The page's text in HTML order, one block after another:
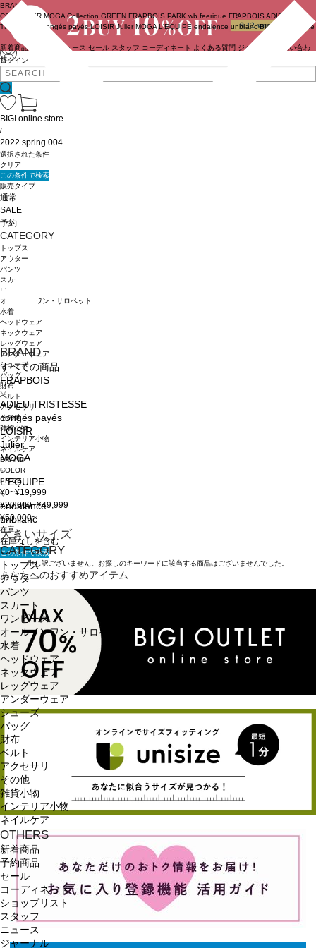
ログイン
BRAND
COUTURIER MOGA Collection GREEN FRAPBOIS PARK wb feerique FRAPBOIS ADIEU
TRISTESSE
congés payés LOISIR Julier MOGA L'EQUIPE endalence unbilanc BIGI online store
新着商品 ニュース セール スタッフ コーディネート よくある質問 ジャーナル
お問い合わ
せ
BRAND
すべての商品
FRAPBOIS
ADIEU TRISTESSE
congés payés
LOISIR
Julier
MOGA
L'EQUIPE
endalence
unbilanc
大きいサイズ
CATEGORY
トップス
アウター
パンツ
スカート
ワンピース
オールインワン・サロペット
水着
ヘッドウェア
ネックウェア
レッグウェア
アンダーウェア
シューズ
バッグ
財布
ベルト
アクセサリ
その他
雑貨小物
インテリア小物
ネイルケア
OTHERS
新着商品
予約商品
セール
コーディネート
ショップリスト
スタッフ
ニュース
ジャーナル
BIGI online store
/
2022 spring 004
選択された条件
クリア
この条件で検索
販売タイプ
通常
SALE
予約
CATEGORY
トップス
アウター
パンツ
スカート
ワンピース
オールインワン・サロペット
水着
ヘッドウェア
ネックウェア
レッグウェア
アンダーウェア
シューズ
バッグ
財布
ベルト
アクセサリ
その他
雑貨小物
インテリア小物
ネイルケア
BRAND
COLOR
PRICE
¥0~¥19,999
¥20,000~¥49,999
¥50,000~
在庫
在庫なしを含む
この条件で検索
申し訳ございません。お探しのキーワードに該当する商品はございませんでした。
あなたへのおすすめアイテム